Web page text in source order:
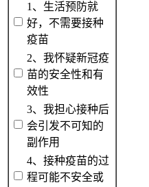
1、生活预防就
好，不需要接种
疫苗
2、我怀疑新冠疫
苗的安全性和有
效性
3、我担心接种后
会引发不可知的
副作用
4、接种疫苗的过
程可能不安全或